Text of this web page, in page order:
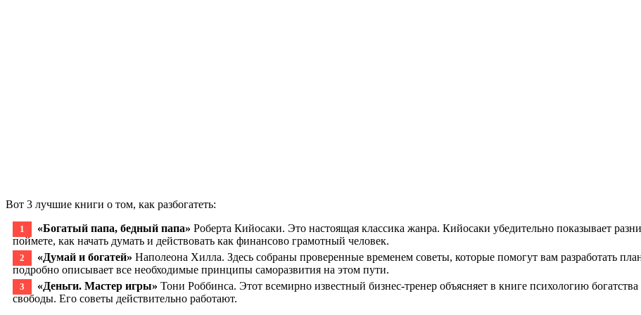
Вот 3 лучшие книги о том, как разбогатеть:
«Богатый папа, бедный папа» Роберта Кийосаки. Это настоящая классика жанра. Кийосаки убедительно показывает
поймете, как начать думать и действовать как финансово грамотный человек.
«Думай и богатей» Наполеона Хилла. Здесь собраны проверенные временем советы, которые помогут вам разработать
подробно описывает все необходимые принципы саморазвития на этом пути.
«Деньги. Мастер игры» Тони Роббинса. Этот всемирно известный бизнес-тренер объясняет в книге психологию
свободы. Его советы действительно работают.